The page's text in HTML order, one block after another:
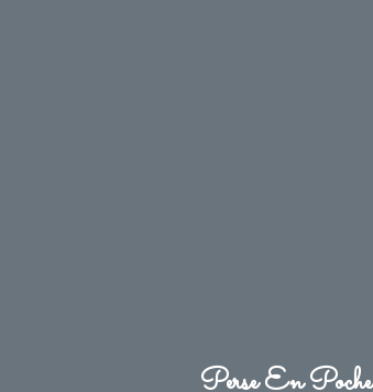
Perse En Poche